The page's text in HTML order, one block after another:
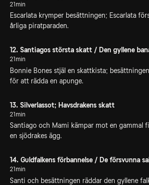
21min
Escarlata krymper besättningen; Escarlata
årliga piratparaden.
12. Santiagos största skatt / Den gyllene
21min
Bonnie Bones stjäl en skattkista;
för att rädda en apunge.
13. Silverlassot; Havsdrakens skatt
21min
Santiago och Mami kämpar mot en gammal
en sjödrakes ägg.
14. Guldfalkens förbannelse / De försvunna
21min
Santi och besättningen räddar den gyllene